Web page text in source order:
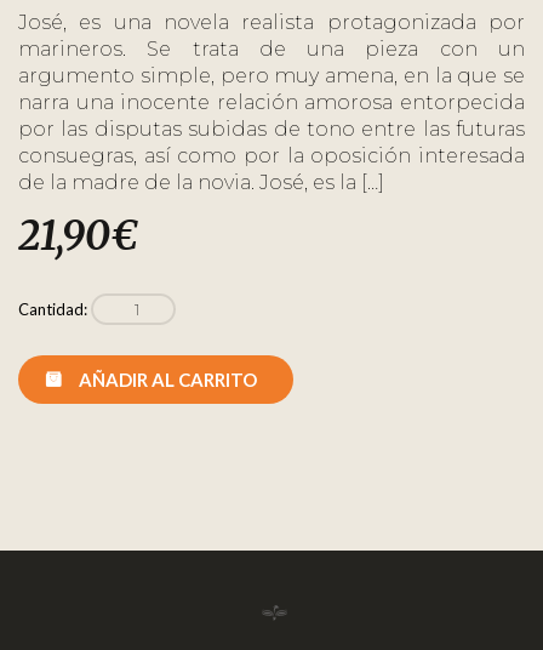
José, es una novela realista protagonizada por
marineros. Se trata de una pieza con un
argumento simple, pero muy amena, en la que se
narra una inocente relación amorosa entorpecida
por las disputas subidas de tono entre las futuras
consuegras, así como por la oposición interesada
de la madre de la novia. José, es la […]
21,90€
Cantidad:
AÑADIR AL CARRITO